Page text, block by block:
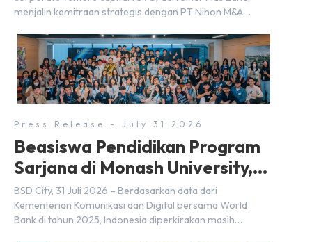
menjalin kemitraan strategis dengan PT Nihon M&A
Holdings Inc. Kemitraan tersebut ditandai dengan
penandatanganan Memorandum of Understanding
(MoU) oleh Bayu Seto (Partner at Living Lab Ventures)
dan Kosuke Kawata […]
Press Release - July 31 2026
Beasiswa Pendidikan Program
Sarjana di Monash University,
BSD City
BSD City, 31 Juli 2026 – Berdasarkan data dari
Kementerian Komunikasi dan Digital bersama World
Bank di tahun 2025, Indonesia diperkirakan masih